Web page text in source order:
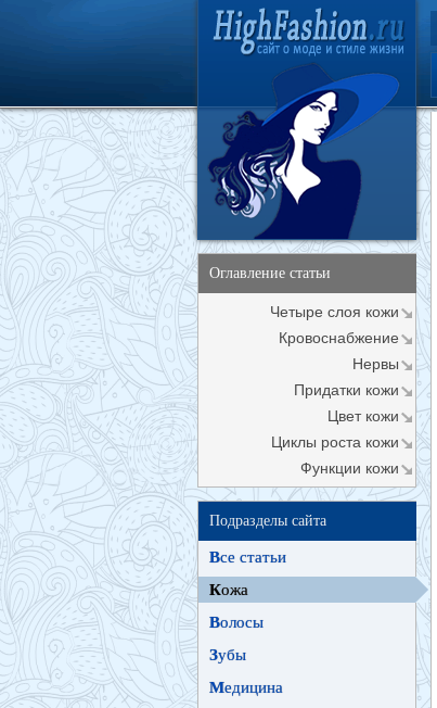
Оглавление статьи
Четыре слоя кожи
Кровоснабжение
Нервы
Придатки кожи
Цвет кожи
Циклы роста кожи
Функции кожи
Подразделы сайта
Все статьи
Кожа
Волосы
Зубы
Медицина